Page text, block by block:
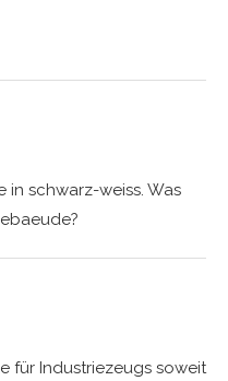
in schwarz-weiss. Was
für Industriezeugs soweit